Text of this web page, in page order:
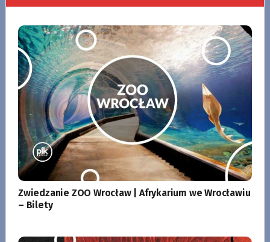
Zwiedzanie ZOO Wrocław | Afrykarium we Wrocławiu
– Bilety